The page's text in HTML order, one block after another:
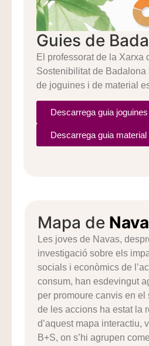
Guies de
El professorat de la Xarxa
Sostenibilitat de Badalona
de joguines i de material
Descarrega guia joguines
Descarrega guia
Mapa de
Les joves de Navas,
investigació sobre els
socials i econòmics de
consum, han esdevingut
per promoure canvis en el
de les accions ha estat la
d’aquest mapa interactiu,
B+S, on s’hi agrupen